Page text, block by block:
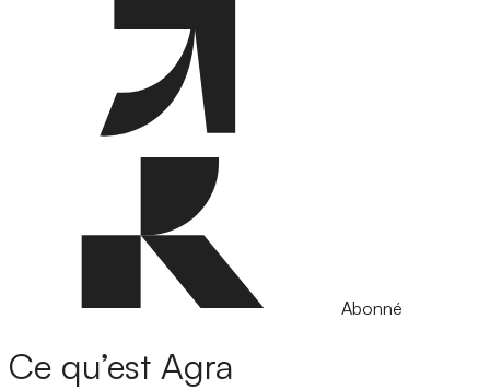
Abonné
Ce qu’est Agra